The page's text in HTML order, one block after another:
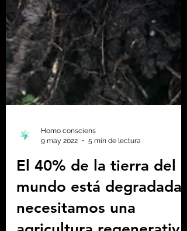
Homo consciens
9 may 2022